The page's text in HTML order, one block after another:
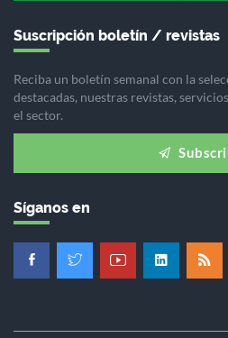
Suscripción boletín / revistas
Reciba un boletín semanal con la
destacadas, nuestras revistas,
el sector.
Síganos en